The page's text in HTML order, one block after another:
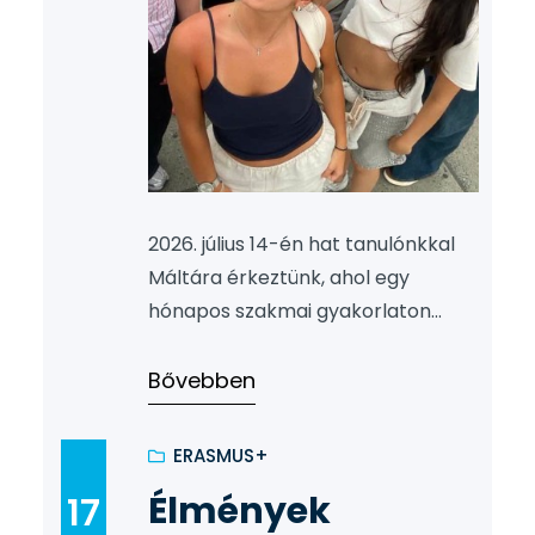
2026. július 14-én hat tanulónkkal
Máltára érkeztünk, ahol egy
hónapos szakmai gyakorlaton
területén. Diákjaink két
szállodában szereznek értékes
szakmai tapasztalatot, miközben
készségeiket és betekintést
Bővebben
17
ERASMUS+
Élmények